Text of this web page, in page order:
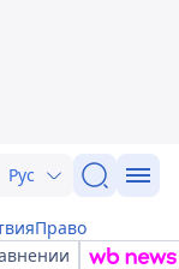
Рус
Право